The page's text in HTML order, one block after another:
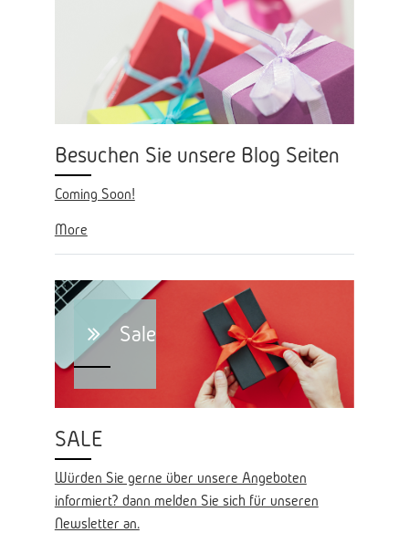
Besuchen Sie unsere Blog Seiten
Coming Soon!
More
Sale
SALE
Würden Sie gerne über unsere Angeboten
informiert? dann melden Sie sich für unseren
Newsletter an.